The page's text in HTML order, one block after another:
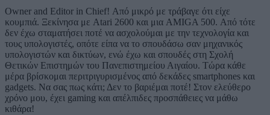
Owner and Editor in Chief! Από μικρό με τράβαγε ότι είχε
κουμπιά. Ξεκίνησα με Atari 2600 και μια AMIGA 500. Από τότε
δεν έχω σταματήσει ποτέ να ασχολούμαι με την τεχνολογία και
τους υπολογιστές, οπότε είπα να το σπουδάσω σαν μηχανικός
υπολογιστών και δικτύων, ενώ έχω και σπουδές στη Σχολή
Θετικών Επιστημών του Πανεπιστημείου Αιγαίου. Τώρα κάθε
μέρα βρίσκομαι περιτριγυρισμένος από δεκάδες smartphones και
gadgets. Να σας πως κάτι; Δεν το βαριέμαι ποτέ! Στον ελεύθερο
χρόνο μου, έχει gaming και απέλπιδες προσπάθειες να μάθω
κιθάρα!